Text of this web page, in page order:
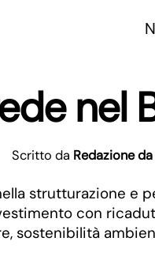
nel
Scritto da Redazione
strutturazione e
con